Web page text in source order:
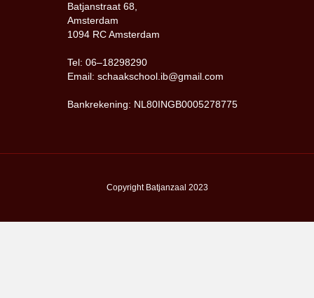
Batjanstraat 68,
Amsterdam
1094 RC Amsterdam
Tel: 06–18298290
Email: schaakschool.ib@gmail.com
Bankrekening: NL80INGB0005278775
Copyright Batjanzaal 2023